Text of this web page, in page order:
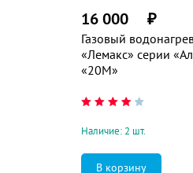
Газовый
«Лемакс» серии
«20М»
16 000 ₽
Наличие: 2 шт.